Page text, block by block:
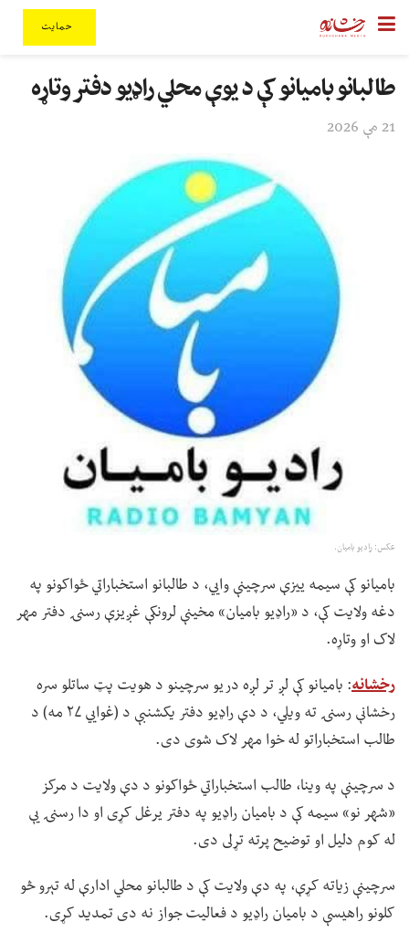
حمایت
طالبانو بامیانو کې د یوې محلي راډیو دفتر وتاړه
21 مې 2026
عکس: رادیو بامیان.
بامیانو کې سیمه ییزې سرچینې وايي، د طالبانو استخباراتي ځواکونو په
دغه ولایت کې، د «راډیو بامیان» مخینې لرونکې غږیزې رسنۍ دفتر مهر
لاک او وتاړه.
رخشانه: بامیانو کې لږ تر لږه دریو سرچینو د هویت پټ ساتلو سره
رخشانې رسنۍ ته ویلي، د دې راډیو دفتر یکشنبې د (غوايي ۲۷ مه) د
طالب استخباراتو له خوا مهر لاک شوی دی.
د سرچینې په وینا، طالب استخباراتي ځواکونو د دې ولایت د مرکز
«شهر نو» سیمه کې د بامیان راډیو په دفتر یرغل کړی او دا رسنۍ یې
له کوم دلیل او توضیح پرته تړلی دی.
سرچینې زیاته کړې، په دې ولایت کې د طالبانو محلي ادارې له تېرو څو
کلونو راهیسې د بامیان راډیو د فعالیت جواز نه دی تمدید کړی.